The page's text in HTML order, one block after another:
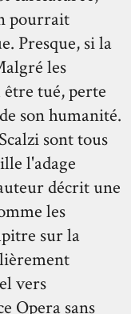
pourrait
Presque, si la
les
tué, perte
son humanité.
sont tous
l'adage
décrit une
les
sur la
vers
Opera sans